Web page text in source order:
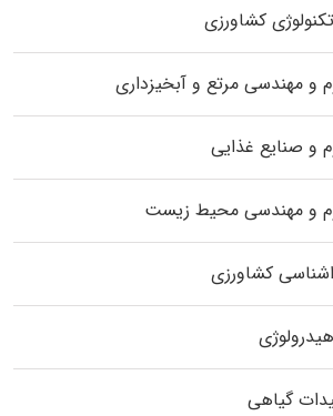
کشاورزی
و مهندسی مرتع و آبخیزداری
و صنایع غذایی
و مهندسی محیط زیست
کشاورزی
گیاهی